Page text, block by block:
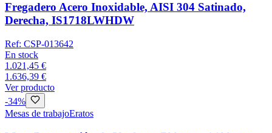
Fregadero Acero Inoxidable, AISI 304 Satinado,
Derecha, IS1718LWHDW
Ref: CSP-013642
En stock
1.021,45 €
1.636,39 €
Ver producto
-34%
Mesas de trabajoEratos